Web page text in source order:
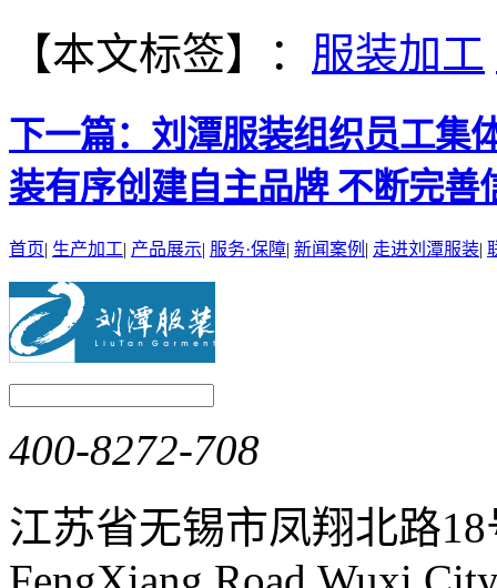
【本文标签】： 服装加工
下一篇： 刘潭服装组织员工集
装有序创建自主品牌 不断完善
首页| 生产加工| 产品展示| 服务·保障| 新闻案例 | 走进刘潭服装|
400-8272-708
江苏省无锡市凤翔北路